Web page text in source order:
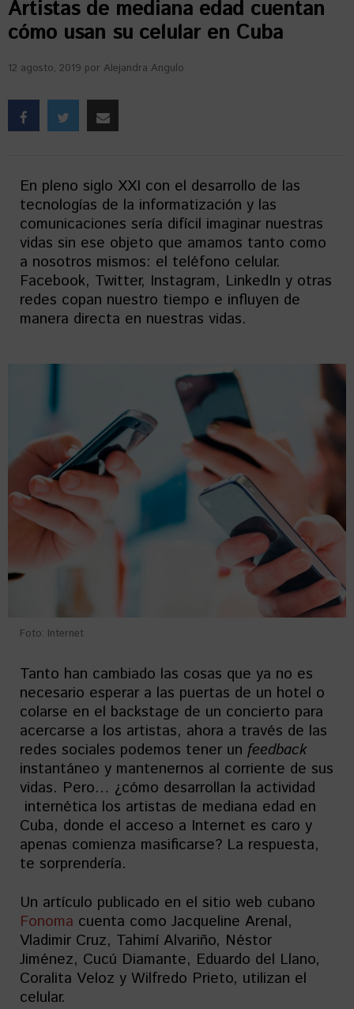
Artistas de mediana edad cuentan
cómo usan su celular en Cuba
12 agosto, 2019 por Alejandra Angulo
En pleno siglo XXI con el desarrollo de las
tecnologías de la informatización y las
comunicaciones sería difícil imaginar nuestras
vidas sin ese objeto que amamos tanto como
a nosotros mismos: el teléfono celular.
Facebook, Twitter, Instagram, LinkedIn y otras
redes copan nuestro tiempo e influyen de
manera directa en nuestras vidas.
Foto: Internet
Tanto han cambiado las cosas que ya no es
necesario esperar a las puertas de un hotel o
colarse en el backstage de un concierto para
acercarse a los artistas, ahora a través de las
redes sociales podemos tener un feedback
instantáneo y mantenernos al corriente de sus
vidas. Pero… ¿cómo desarrollan la actividad
internética los artistas de mediana edad en
Cuba, donde el acceso a Internet es caro y
apenas comienza masificarse? La respuesta,
te sorprendería.
Un artículo publicado en el sitio web cubano
Fonoma cuenta como Jacqueline Arenal,
Vladimir Cruz, Tahimí Alvariño, Néstor
Jiménez, Cucú Diamante, Eduardo del Llano,
Coralita Veloz y Wilfredo Prieto, utilizan el
celular.